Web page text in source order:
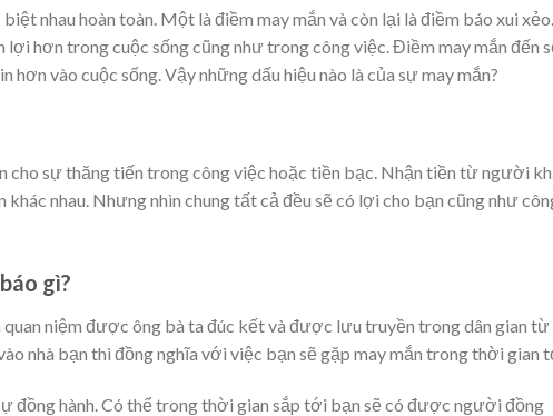
nhau hoàn toàn. Một là điềm may mắn và còn lại là điềm báo xui xẻo.
hơn trong cuộc sống cũng như trong công việc. Điềm may mắn đến
hơn vào cuộc sống. Vậy những dấu hiệu nào là của sự may mắn?
cho sự thăng tiến trong công việc hoặc tiền bạc. Nhận tiền từ người
khác nhau. Nhưng nhìn chung tất cả đều sẽ có lợi cho bạn cũng như
gì?
quan niệm được ông bà ta đúc kết và được lưu truyền trong dân gian từ
nhà bạn thì đồng nghĩa với việc bạn sẽ gặp may mắn trong thời gian
đồng hành. Có thể trong thời gian sắp tới bạn sẽ có được người đồng